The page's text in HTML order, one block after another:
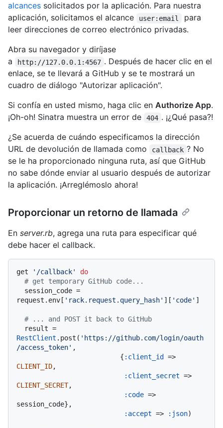
alcances solicitados por la aplicación. Para nuestra
aplicación, solicitamos el alcance
user:email
para
leer direcciones de correo electrónico privadas.
Abra su navegador y diríjase
a
http://127.0.0.1:4567 . Después de hacer clic en el
enlace, se te llevará a GitHub y se te mostrará un
cuadro de diálogo "Autorizar aplicación".
Si confía en usted mismo, haga clic en Authorize App.
¡Oh-oh! Sinatra muestra un error de
404 . ¡¿Qué pasa?!
¿Se acuerda de cuándo especificamos la dirección
URL de devolución de llamada como
callback ? No
se le ha proporcionado ninguna ruta, así que GitHub
no sabe dónde enviar al usuario después de autorizar
la aplicación. ¡Arreglémoslo ahora!
Proporcionar un retorno de llamada
En server.rb, agrega una ruta para especificar qué
debe hacer el callback.
get '/callback'
do
# get temporary GitHub code...
request.env[ 'rack.request.query_hash' ][ 'code' ]
# ... and POST it back to GitHub
RestClient .post( 'https://github.com/login/oauth
/access_token' ,
                          {
:client_id
CLIENT_ID,
:client_secret
CLIENT_SECRET,
:code =>
session_code},
:accept => :json)